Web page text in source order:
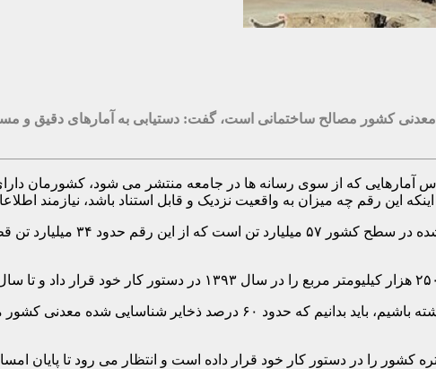
حدود ۶۰ درصد ذخایر شناسایی‌شده معدنی کشور مصالح ساختمانی است، گفت: دستیابی به
این رقم چه میزان به واقعیت نزدیک و قابل استناد باشد، نیازمند
وزارت صنایع و معادن دولت دهم آمار
عالمی خاطرنشان ساخت: چنانچه بخواهیم ارزیابی دقیقی از ذخایر معدنی داشته